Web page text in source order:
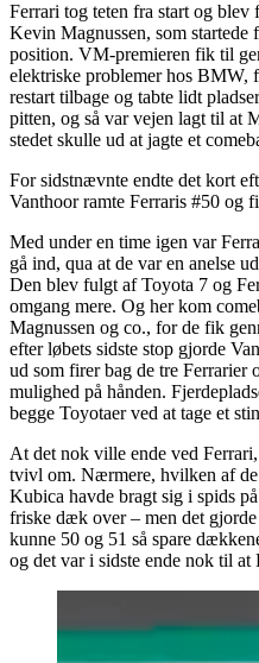
Ferrari tog teten fra start og
Kevin Magnussen, som
position. VM-premieren fik til
elektriske problemer hos BMW,
restart tilbage og tabte lidt
pitten, og så var vejen lagt til at
stedet skulle ud at jagte et
For sidstnævnte endte det kort
Vanthoor ramte Ferraris #50 og
Med under en time igen var
gå ind, qua at de var en anelse
Den blev fulgt af Toyota 7 og
omgang mere. Og her kom
Magnussen og co., for de fik
efter løbets sidste stop gjorde
ud som firer bag de tre Ferrarier
mulighed på hånden.
begge Toyotaer ved at tage et
At det nok ville ende ved
tvivl om. Nærmere, hvilken af
Kubica havde bragt sig i spids
friske dæk over – men det
kunne 50 og 51 så spare
og det var i sidste ende nok til